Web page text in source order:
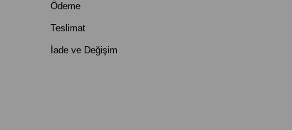
Ödeme
Teslimat
İade ve Değişim